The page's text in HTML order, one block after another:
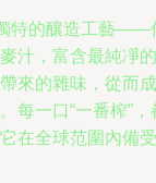
獨特的釀造工藝——
汁，富含最純凈的
來的雜味，從而成
每一口“一番榨”，
在全球范圍內備受